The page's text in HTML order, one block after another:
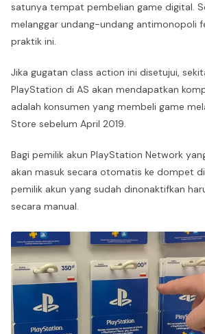
satunya tempat pembelian game digital.
melanggar undang-undang antimonopoli
praktik ini.
Jika gugatan class action ini disetujui,
PlayStation di AS akan mendapatkan
adalah konsumen yang membeli game
Store sebelum April 2019.
Bagi pemilik akun PlayStation Network
akan masuk secara otomatis ke dompet
pemilik akun yang sudah dinonaktifkan
secara manual.